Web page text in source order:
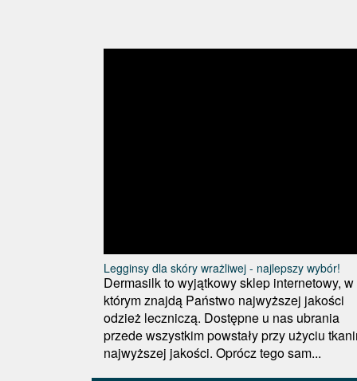
Legginsy dla skóry wrażliwej - najlepszy wybór!
Dermasilk to wyjątkowy sklep internetowy, w
którym znajdą Państwo najwyższej jakości
odzież leczniczą. Dostępne u nas ubrania
przede wszystkim powstały przy użyciu
najwyższej jakości. Oprócz tego sam...